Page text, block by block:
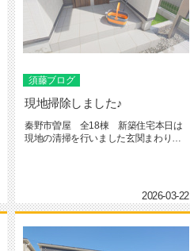
須藤ブログ
現地掃除しました♪
秦野市曽屋 全18棟 新築住宅本日は
現地の清掃を行いました玄関まわりや
2026-03-22